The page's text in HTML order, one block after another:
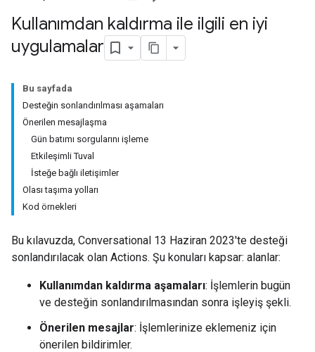
Kullanımdan kaldırma ile ilgili en iyi
uygulamalar
Bu sayfada
Desteğin sonlandırılması aşamaları
Önerilen mesajlaşma
Gün batımı sorgularını işleme
Etkileşimli Tuval
İsteğe bağlı iletişimler
Olası taşıma yolları
Kod örnekleri
Bu kılavuzda, Conversational 13 Haziran 2023'te desteği
sonlandırılacak olan Actions. Şu konuları kapsar: alanlar:
Kullanımdan kaldırma aşamaları: İşlemlerin bugün
ve desteğin sonlandırılmasından sonra işleyiş şekli.
Önerilen mesajlar: İşlemlerinize eklemeniz için
önerilen bildirimler.